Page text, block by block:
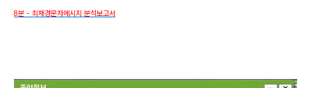
8분 - 최재경문자메시지 분석보고서